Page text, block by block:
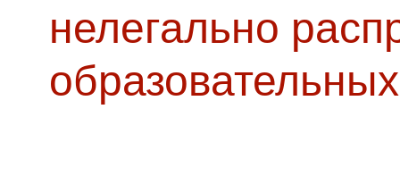
нелегально